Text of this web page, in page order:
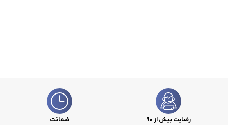
رضایت بیش از 90
ضمانت